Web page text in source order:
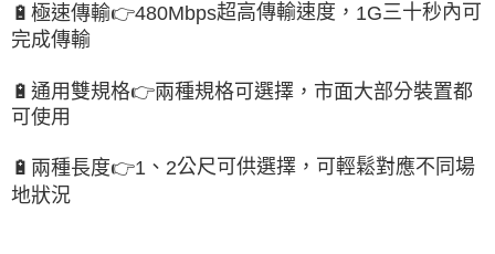
🔋 極速傳輸👉480Mbps超高傳輸速度， 1G三十秒內可
完成傳輸
🔋 通用雙規格👉兩種規格可選擇，市面大部分裝置都
可使用
🔋 兩種長度👉1 、 2公尺可供選擇，可輕鬆對應不同場
地狀況